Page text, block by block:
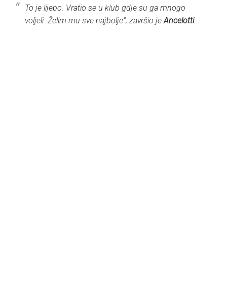
To je lijepo. Vratio se u klub gdje su ga mnogo
voljeli. Želim mu sve najbolje”, završio jeAncelotti.